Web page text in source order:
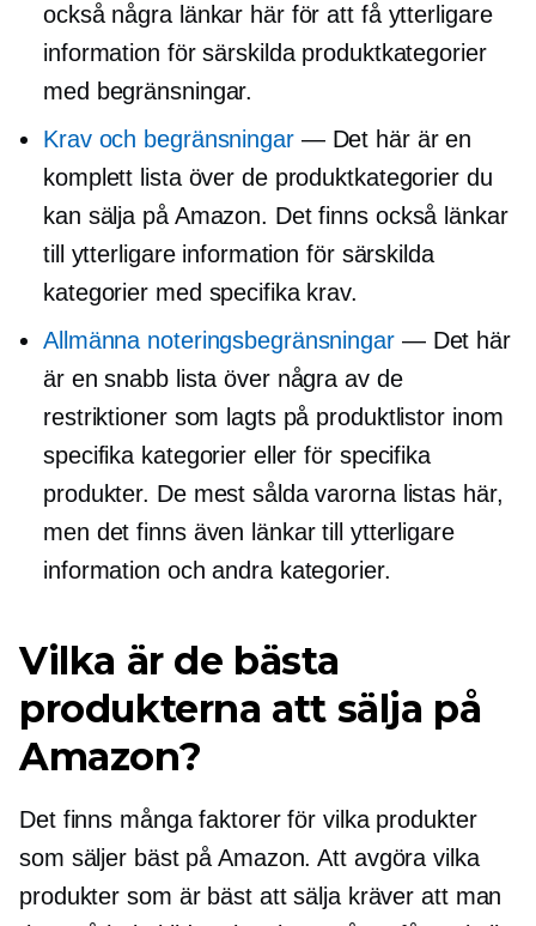
också några länkar här för att få ytterligare
information för särskilda produktkategorier
med begränsningar.
Krav och begränsningar— Det här är en
komplett lista över de produktkategorier du
kan sälja på Amazon. Det finns också länkar
till ytterligare information för särskilda
kategorier med specifika krav.
Allmänna noteringsbegränsningar— Det här
är en snabb lista över några av de
restriktioner som lagts på produktlistor inom
specifika kategorier eller för specifika
produkter. De mest sålda varorna listas här,
men det finns även länkar till ytterligare
information och andra kategorier.
Vilka är de bästa
produkterna att sälja på
Amazon?
Det finns många faktorer för vilka produkter
som säljer bäst på Amazon. Att avgöra vilka
produkter som är bäst att sälja kräver att man